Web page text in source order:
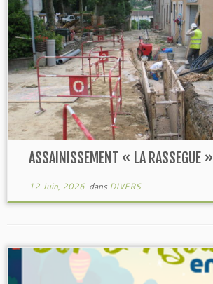
ASSAINISSEMENT « LA RASSEGUE »
12 Juin, 2026dans DIVERS